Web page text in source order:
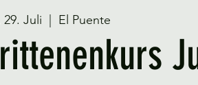
29. Juli El Puente